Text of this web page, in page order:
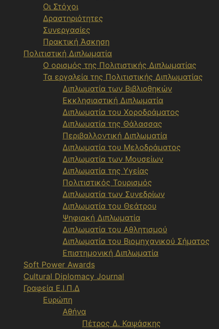
Οι Στόχοι
Δραστηριότητες
Συνεργασίες
Πρακτική Άσκηση
Πολιτιστική Διπλωματία
Ο ορισμός της Πολιτιστικής Διπλωματίας
Τα εργαλεία της Πολιτιστικής Διπλωματίας
Διπλωματία των Βιβλιοθηκών
Εκκλησιαστική Διπλωματία
Διπλωματία του Χοροδράματος
Διπλωματία της Θάλασσας
Περιβαλλοντική Διπλωματία
Διπλωματία του Μελοδράματος
Διπλωματία των Μουσείων
Διπλωματία της Υγείας
Πολιτιστικός Τουρισμός
Διπλωματία των Συνεδρίων
Διπλωματία του Θεάτρου
Ψηφιακή Διπλωματία
Διπλωματία του Αθλητισμού
Διπλωματία του Βιομηχανικού Σήματος
Επιστημονική Διπλωματία
Soft Power Awards
Cultural Diplomacy Journal
Γραφεία Ε.Ι.Π.Δ
Ευρώπη
Αθήνα
Πέτρος Δ. Καψάσκης